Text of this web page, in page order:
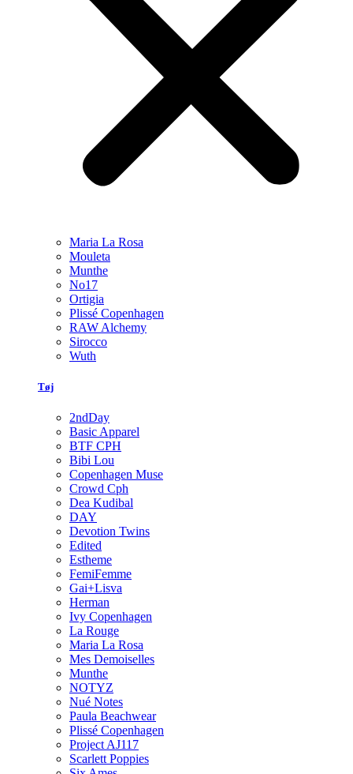
Maria La Rosa
Mouleta
Munthe
No17
Ortigia
Plissé Copenhagen
RAW Alchemy
Sirocco
Wuth
Tøj
2ndDay
Basic Apparel
BTF CPH
Bibi Lou
Copenhagen Muse
Crowd Cph
Dea Kudibal
DAY
Devotion Twins
Edited
Estheme
FemiFemme
Gai+Lisva
Herman
Ivy Copenhagen
La Rouge
Maria La Rosa
Mes Demoiselles
Munthe
NOTYZ
Nué Notes
Paula Beachwear
Plissé Copenhagen
Project AJ117
Scarlett Poppies